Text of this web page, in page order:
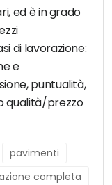
ed è in grado
di lavorazione:
e
puntualità,
qualità/prezzo
pavimenti
completa